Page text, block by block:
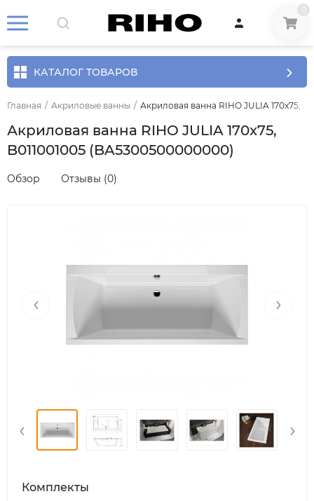
КАТАЛОГ ТОВАРОВ
Главная / Акриловые ванны / Акриловая ванна RIHO JULIA 170x75,
Акриловая ванна RIHO JULIA 170x75,
B011001005 (BA5300500000000)
Обзор Отзывы (0)
‹ ›
‹ ›
Комплекты